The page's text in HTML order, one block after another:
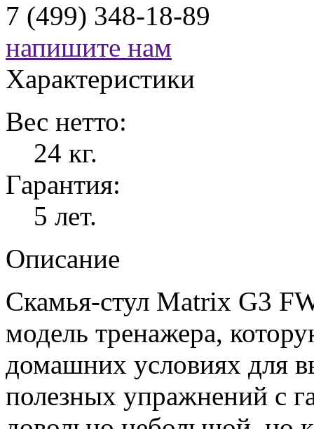
7 (499) 348-18-89
напишите нам
Характеристики
Вес нетто:
24 кг.
Гарантия:
5 лет.
Описание
Скамья-стул Matrix G3
модель тренажера,
домашних условиях для
полезных упражнений с